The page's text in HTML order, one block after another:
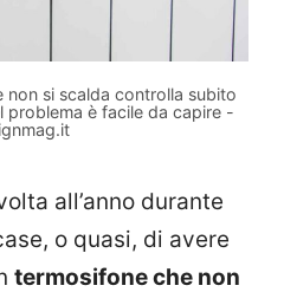
non si scalda controlla subito
problema è facile da capire -
all’anno durante
o quasi, di avere
termosifone che non